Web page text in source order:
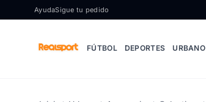
Ir al contenido
AyudaSigue tu pedido
FÚTBOL DEPORTES URBANO